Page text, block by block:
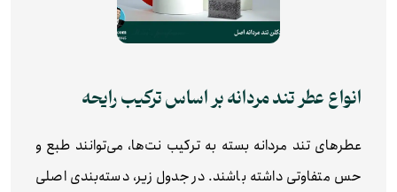
انواع عطر تند مردانه بر اساس ترکیب رایحه
عطرهای تند مردانه بسته به ترکیب نت‌ها، می‌توانند طبع و
حس متفاوتی داشته باشند. در جدول زیر، دسته‌بندی اصلی